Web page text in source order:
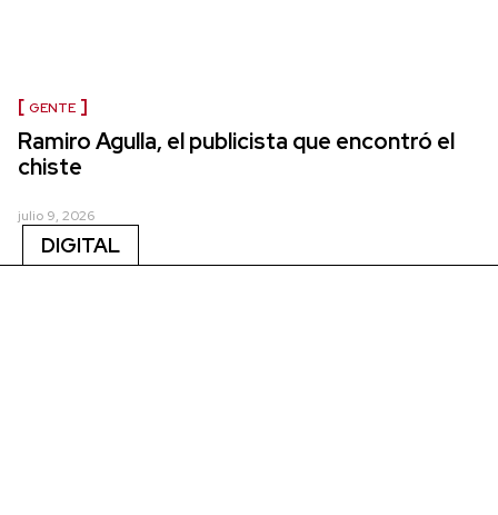
GENTE
Ramiro Agulla, el publicista que encontró el
chiste
julio 9, 2026
DIGITAL